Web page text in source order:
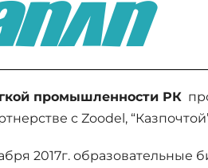
промышленности РК
с Zoodel,
2017г. образовательные